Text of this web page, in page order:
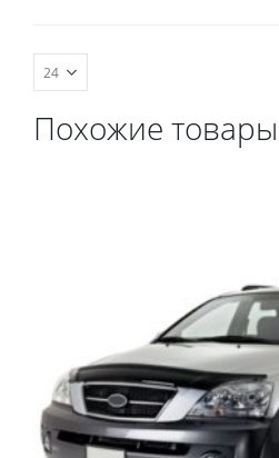
Похожие товары